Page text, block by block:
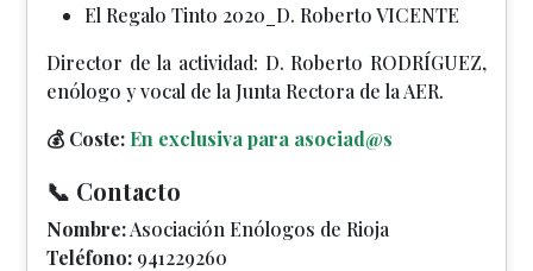
El Regalo Tinto 2020_D. Roberto VICENTE
Director de la actividad: D. Roberto RODRÍGUEZ,
enólogo y vocal de la Junta Rectora de la AER.
💰 Coste: En exclusiva para asociad@s
📞 Contacto
Nombre:Asociación Enólogos de Rioja
Teléfono: 941229260